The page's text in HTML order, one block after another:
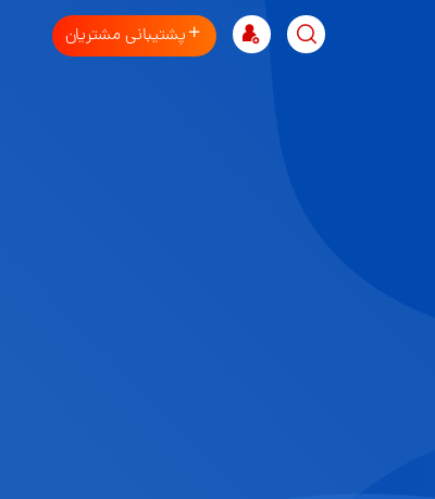
پشتیبانی مشتریان